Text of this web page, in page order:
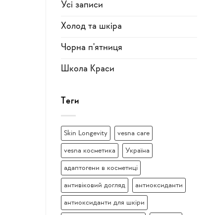
Усi записи
Холод та шкіра
Чорна п'ятниця
Школа Краси
Теги
Skin Longevity vesna care
vesna косметика Україна
адаптогени в косметиці
антивіковий догляд антиоксиданти
антиоксиданти для шкіри